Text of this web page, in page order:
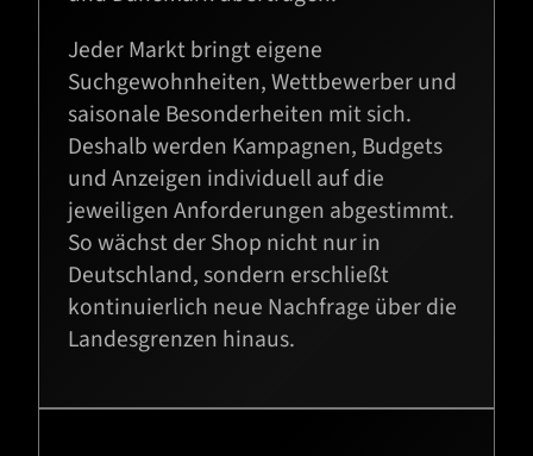
Jeder Markt bringt eigene
Suchgewohnheiten, Wettbewerber und
saisonale Besonderheiten mit sich.
Deshalb werden Kampagnen, Budgets
und Anzeigen individuell auf die
jeweiligen Anforderungen abgestimmt.
So wächst der Shop nicht nur in
Deutschland, sondern erschließt
kontinuierlich neue Nachfrage über die
Landesgrenzen hinaus.